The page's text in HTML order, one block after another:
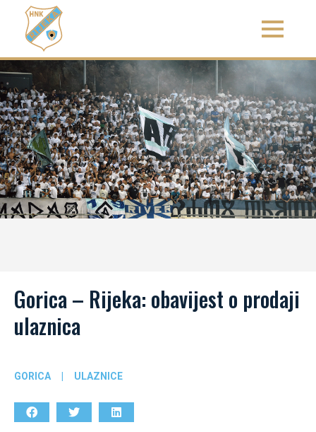
Gorica – Rijeka: obavijest o prodaji
ulaznica
GORICA | ULAZNICE